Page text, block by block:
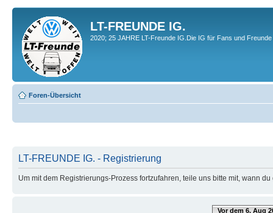
LT-FREUNDE IG.
2020; 25 JAHRE LT-Freunde IG.Die IG für Fans und
Foren-Übersicht
LT-FREUNDE IG. - Registrierung
Um mit dem Registrierungs-Prozess fortzufahren, teile uns bitte mit, wann
Vor dem 6. Aug